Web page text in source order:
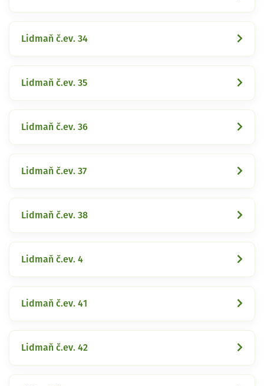
Lidmaň č.ev. 34
Lidmaň č.ev. 35
Lidmaň č.ev. 36
Lidmaň č.ev. 37
Lidmaň č.ev. 38
Lidmaň č.ev. 4
Lidmaň č.ev. 41
Lidmaň č.ev. 42